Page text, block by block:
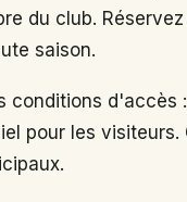
du club.
saison.
conditions d'accès
pour les